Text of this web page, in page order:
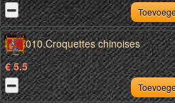
010.Croquettes chinoises
€ 5.5